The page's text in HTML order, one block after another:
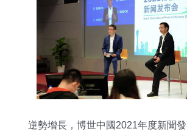
逆勢增長，博世中國2021年度新聞